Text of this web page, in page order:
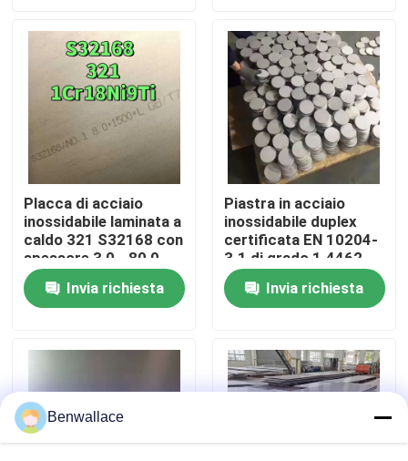
Video
Su di noi
visita della fabbrica
Controllo della qualità
Contattaci
Casi
Placca di acciaio
inossidabile laminata a
caldo 321 S32168 con
spessore 3,0 - 80,0
mm e resistenza alla
corrosioneInvia richiesta
Piastra in acciaio
inossidabile duplex
certificata EN 10204-
3.1 di grado 1.4462
2205 con tecnica
laminata a caldo
Invia richiesta
Benwallace